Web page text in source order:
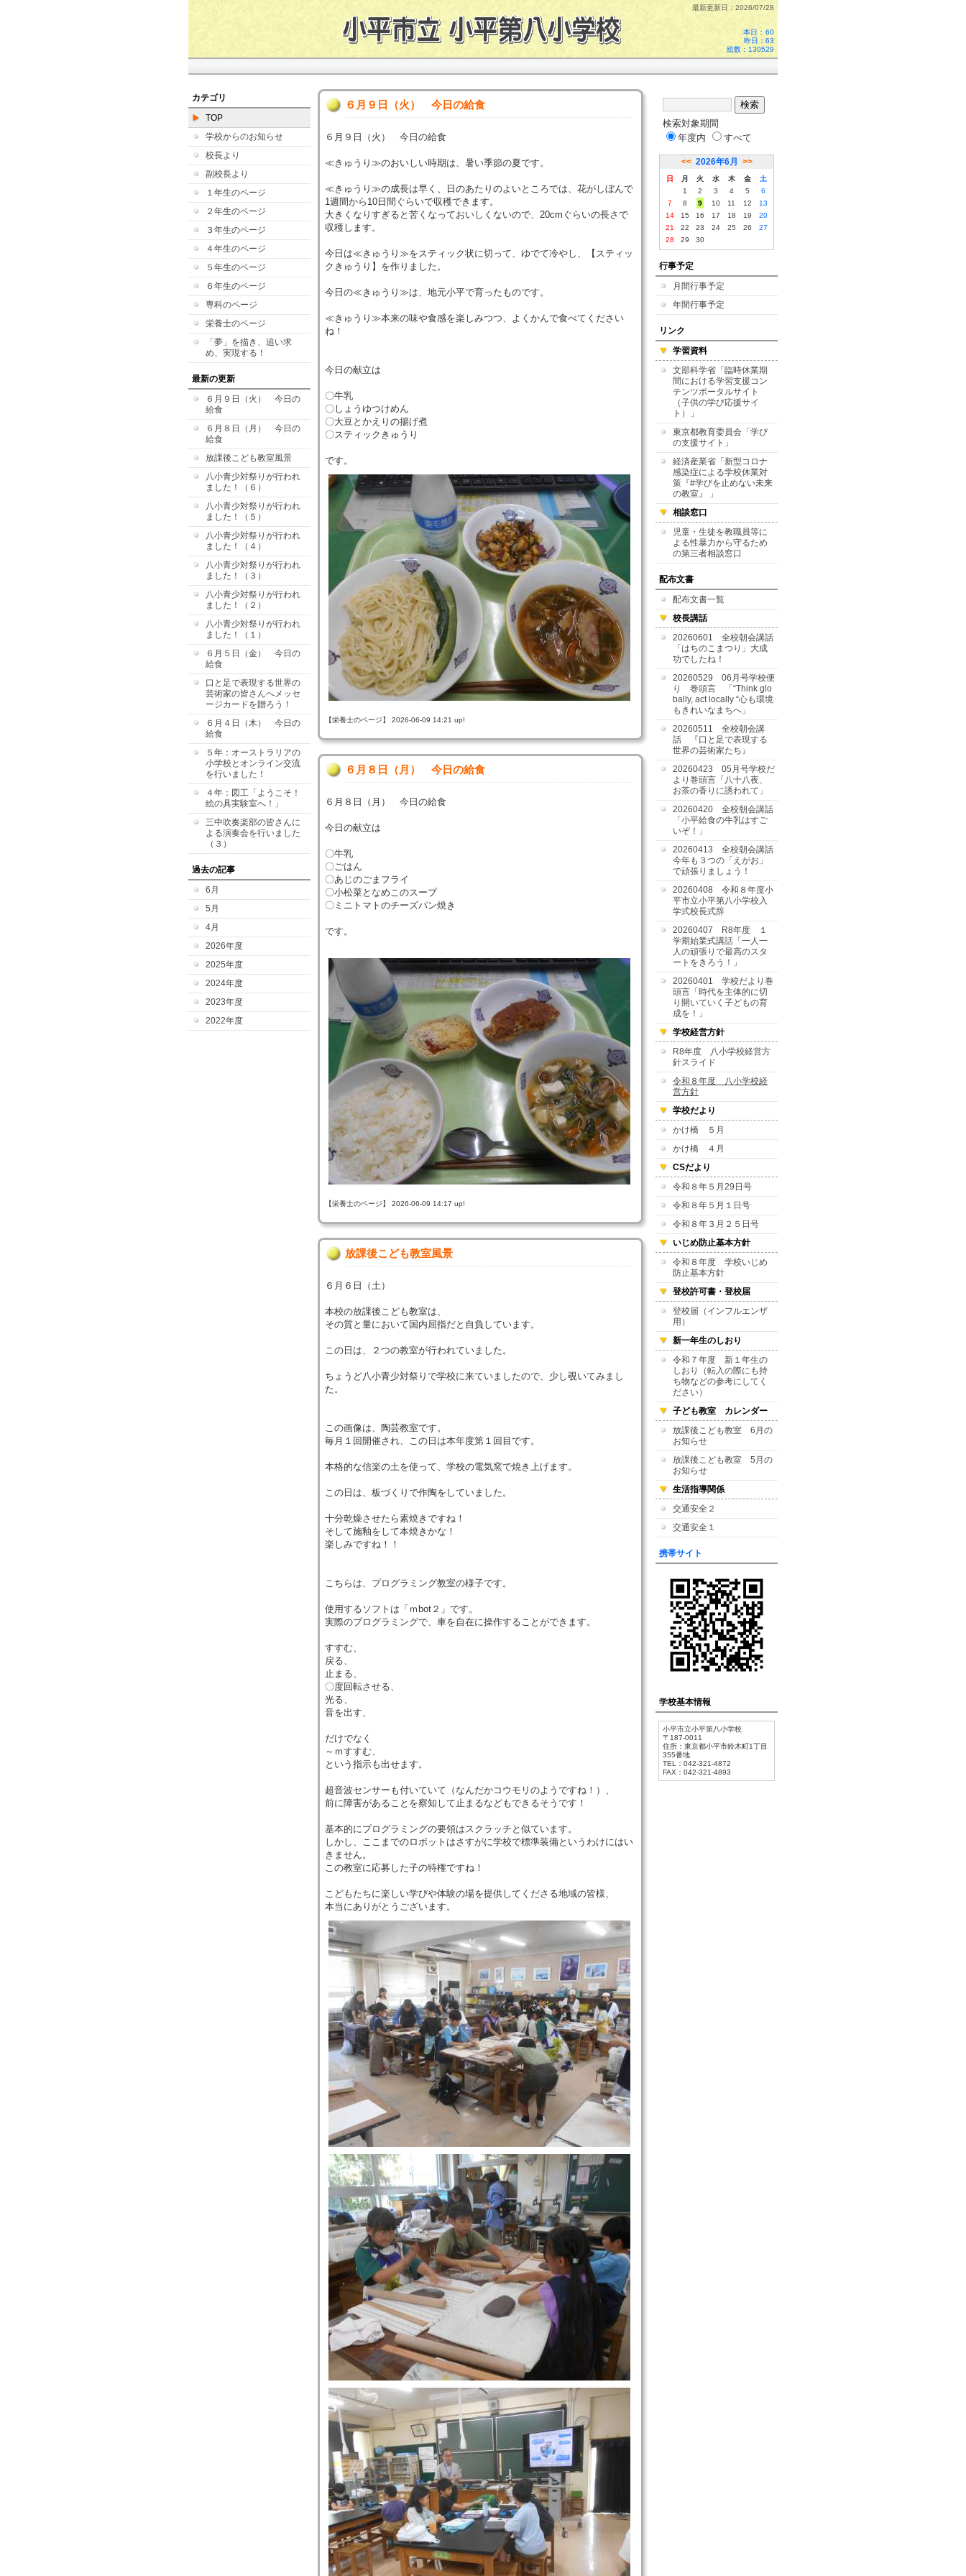
最新更新日：2026/07/28
本日： 60
昨日：63
総数：130529
カテゴリ
TOP
学校からのお知らせ
校長より
副校長より
１年生のページ
２年生のページ
３年生のページ
４年生のページ
５年生のページ
６年生のページ
専科のページ
栄養士のページ
「夢」を描き、追い求
め、実現する！
最新の更新
６月９日（火） 今日の
給食
６月８日（月） 今日の
給食
放課後こども教室風景
八小青少対祭りが行われ
ました！（６）
八小青少対祭りが行われ
ました！（５）
八小青少対祭りが行われ
ました！（４）
八小青少対祭りが行われ
ました！（３）
八小青少対祭りが行われ
ました！（２）
八小青少対祭りが行われ
ました！（１）
６月５日（金） 今日の
給食
口と足で表現する世界の
芸術家の皆さんへメッセ
ージカードを贈ろう！
６月４日（木） 今日の
給食
５年：オーストラリアの
小学校とオンライン交流
を行いました！
４年：図工「ようこそ！
絵の具実験室へ！」
三中吹奏楽部の皆さんに
よる演奏会を行いました
（３）
過去の記事
6月
5月
4月
2026年度
2025年度
2024年度
2023年度
2022年度
６月９日（火） 今日の給食
６月９日（火） 今日の給食
≪きゅうり≫のおいしい時期は、暑い季節の夏です。
≪きゅうり≫の成長は早く、日のあたりのよいところでは、花がしぼんで
1週間から10日間ぐらいで収穫できます。
大きくなりすぎると苦くなっておいしくないので、20cmぐらいの長さで
収穫します。
今日は≪きゅうり≫をスティック状に切って、ゆでて冷やし、【スティッ
クきゅうり】を作りました。
今日の≪きゅうり≫は、地元小平で育ったものです。
≪きゅうり≫本来の味や食感を楽しみつつ、よくかんで食べてください
ね！
今日の献立は
〇牛乳
〇しょうゆつけめん
〇大豆とかえりの揚げ煮
〇スティックきゅうり
です。
【栄養士のページ】 2026-06-09 14:21 up!
６月８日（月） 今日の給食
６月８日（月） 今日の給食
今日の献立は
〇牛乳
〇ごはん
〇あじのごまフライ
〇小松菜となめこのスープ
〇ミニトマトのチーズパン焼き
です。
【栄養士のページ】 2026-06-09 14:17 up!
放課後こども教室風景
６月６日（土）
本校の放課後こども教室は、
その質と量において国内屈指だと自負しています。
この日は、２つの教室が行われていました。
ちょうど八小青少対祭りで学校に来ていましたので、少し覗いてみまし
た。
この画像は、陶芸教室です。
毎月１回開催され、この日は本年度第１回目です。
本格的な信楽の土を使って、学校の電気窯で焼き上げます。
この日は、板づくりで作陶をしていました。
十分乾燥させたら素焼きですね！
そして施釉をして本焼きかな！
楽しみですね！！
こちらは、プログラミング教室の様子です。
使用するソフトは「ｍbot２」です。
実際のプログラミングで、車を自在に操作することができます。
すすむ、
戻る、
止まる、
〇度回転させる、
光る、
音を出す、
だけでなく
～ｍすすむ、
という指示も出せます。
超音波センサーも付いていて（なんだかコウモリのようですね！）、
前に障害があることを察知して止まるなどもできるそうです！
基本的にプログラミングの要領はスクラッチと似ています。
しかし、ここまでのロボットはさすがに学校で標準装備というわけにはい
きません。
この教室に応募した子の特権ですね！
こどもたちに楽しい学びや体験の場を提供してくださる地域の皆様、
本当にありがとうございます。
検索対象期間
年度内
すべて
<< 2026年6月 >>
日 月 火 水 木 金
土
1
2 3 4 5
6
7
8 9 10 11 12
13
14
15 16 17 18 19
20
21
22 23 24 25 26
27
28
29 30
行事予定
月間行事予定
年間行事予定
リンク
学習資料
文部科学省「臨時休業期
間における学習支援コン
テンツポータルサイト
（子供の学び応援サイ
ト）」
東京都教育委員会「学び
の支援サイト」
経済産業省「新型コロナ
感染症による学校休業対
策『#学びを止めない未来
の教室』 」
相談窓口
児童・生徒を教職員等に
よる性暴力から守るため
の第三者相談窓口
配布文書
配布文書一覧
校長講話
20260601 全校朝会講話
「はちのこまつり」大成
功でしたね！
20260529 06月号学校便
り 巻頭言 「“Think glo
bally, act locally “心も環境
もきれいなまちへ」
20260511 全校朝会講
話 『口と足で表現する
世界の芸術家たち』
20260423 05月号学校だ
より巻頭言「八十八夜、
お茶の香りに誘われて」
20260420 全校朝会講話
「小平給食の牛乳はすご
いぞ！」
20260413 全校朝会講話
今年も３つの「えがお」
で頑張りましょう！
20260408 令和８年度小
平市立小平第八小学校入
学式校長式辞
20260407 R8年度 １
学期始業式講話「一人一
人の頑張りで最高のスタ
ートをきろう！」
20260401 学校だより巻
頭言「時代を主体的に切
り開いていく子どもの育
成を！」
学校経営方針
R8年度 八小学校経営方
針スライド
令和８年度 八小学校経
営方針
学校だより
かけ橋 ５月
かけ橋 ４月
CSだより
令和８年５月29日号
令和８年５月１日号
令和８年３月２５日号
いじめ防止基本方針
令和８年度 学校いじめ
防止基本方針
登校許可書・登校届
登校届（インフルエンザ
用）
新一年生のしおり
令和７年度 新１年生の
しおり（転入の際にも持
ち物などの参考にしてく
ださい）
子ども教室 カレンダー
放課後こども教室 6月の
お知らせ
放課後こども教室 5月の
お知らせ
生活指導関係
交通安全２
交通安全１
携帯サイト
学校基本情報
小平市立小平第八小学校
〒187-0011
住所：東京都小平市鈴木町1丁目
355番地
TEL：042-321-4872
FAX：042-321-4893